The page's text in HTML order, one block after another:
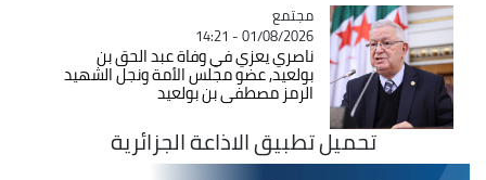
Catégorie
مجتمع
01/08/2026 - 14:21
ناصري يعزي في وفاة عبد الحق بن
بولعيد, عضو مجلس الأمة ونجل الشهيد
الرمز مصطفى بن بولعيد
تحميل تطبيق الاذاعة الجزائرية